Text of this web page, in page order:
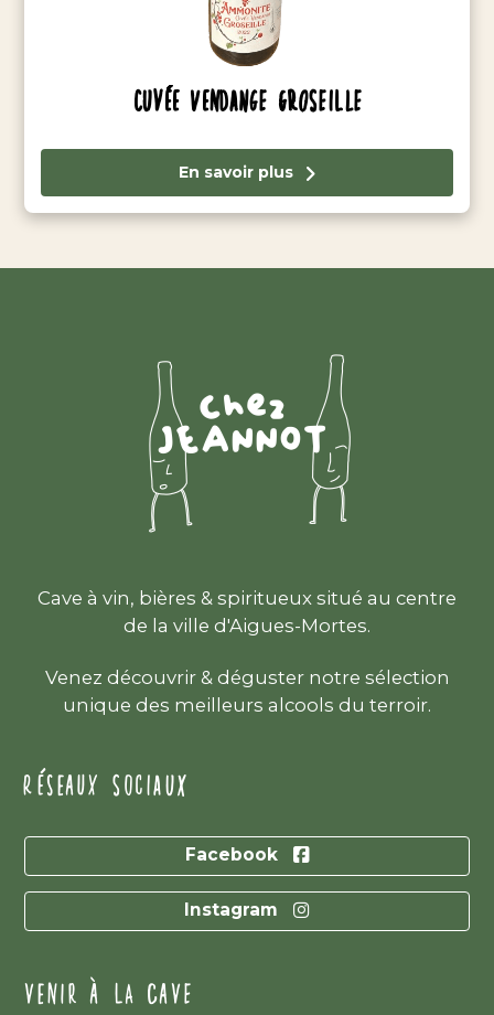
Cuvée Vendange Groseille
En savoir plus
Cave à vin, bières & spiritueux situé au centre
de la ville d'Aigues-Mortes.
Venez découvrir & déguster notre sélection
unique des meilleurs alcools du terroir.
RÉSEAUX SOCIAUX
Facebook
Instagram
VENIR À LA CAVE